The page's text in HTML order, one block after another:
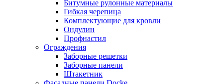
Битумные рулонные материалы
Гибкая черепица
Комплектующие для кровли
Ондулин
Профнастил
Ограждения
Заборные решетки
Заборные панели
Штакетник